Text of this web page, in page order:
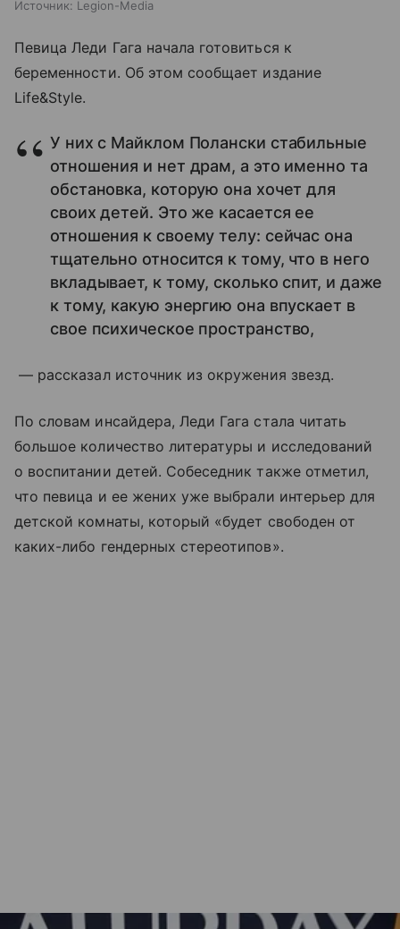
Источник: Legion-Media
Певица Леди Гага начала готовиться к
беременности. Об этом сообщает издание
Life&Style.
У них с Майклом Полански стабильные
отношения и нет драм, а это именно та
обстановка, которую она хочет для
своих детей. Это же касается ее
отношения к своему телу: сейчас она
тщательно относится к тому, что в него
вкладывает, к тому, сколько спит, и даже
к тому, какую энергию она впускает в
свое психическое пространство,
— рассказал источник из окружения звезд.
По словам инсайдера, Леди Гага стала читать
большое количество литературы и исследований
о воспитании детей. Собеседник также отметил,
что певица и ее жених уже выбрали интерьер для
детской комнаты, который «будет свободен от
каких-либо гендерных стереотипов».